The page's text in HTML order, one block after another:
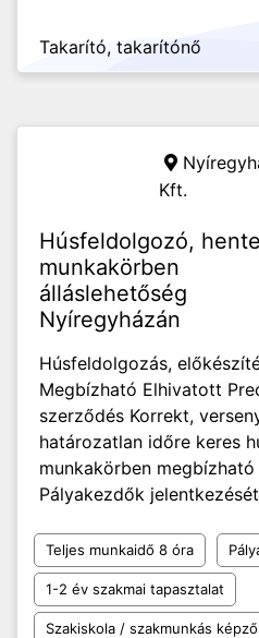
Takarító, takarítónő
Kft.
Húsfeldolgozó,
munkakörben
álláslehetőség
Nyíregyházán
Húsfeldolgozás,
Megbízható Elhivatott
szerződés Korrekt,
határozatlan időre keres
munkakörben
Pályakezdők
Teljes munkaidő 8 óra
1-2 év szakmai tapasztalat
Szakiskola / szakmunkás képző